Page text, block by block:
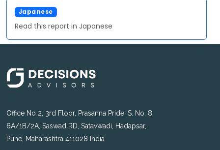
Japanese
Read this report in Japanese
Office No 2, 3rd Floor, Prasanna Pride, S. No. 8,
6A/1B/2A, Saswad RD, Satavwadi, Hadapsar,
Pune, Maharashtra 411028 India